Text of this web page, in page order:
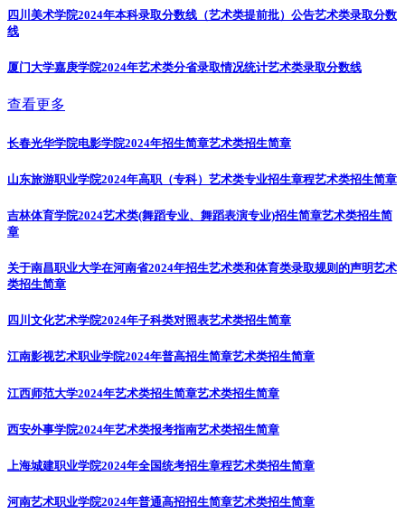
四川美术学院2024年本科录取分数线（艺术类提前批）公告艺术类录取分数
线
厦门大学嘉庚学院2024年艺术类分省录取情况统计艺术类录取分数线
查看更多
长春光华学院电影学院2024年招生简章艺术类招生简章
山东旅游职业学院2024年高职（专科）艺术类专业招生章程艺术类招生简章
吉林体育学院2024艺术类(舞蹈专业、舞蹈表演专业)招生简章艺术类招生简
章
关于南昌职业大学在河南省2024年招生艺术类和体育类录取规则的声明艺术
类招生简章
四川文化艺术学院2024年子科类对照表艺术类招生简章
江南影视艺术职业学院2024年普高招生简章艺术类招生简章
江西师范大学2024年艺术类招生简章艺术类招生简章
西安外事学院2024年艺术类报考指南艺术类招生简章
上海城建职业学院2024年全国统考招生章程艺术类招生简章
河南艺术职业学院2024年普通高招招生简章艺术类招生简章